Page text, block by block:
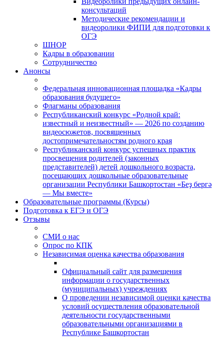
консультаций
Методические рекомендации и
видеоролики ФИПИ для подготовки к
ОГЭ
ШНОР
Кадры в образовании
Сотрудничество
Анонсы
Федеральная инновационная площадка «Кадры
образования будущего»
Флагманы образования
Республиканский конкурс «Родной край:
известный и неизвестный» — 2026 по созданию
видеосюжетов, посвященных
достопримечательностям родного края
Республиканский конкурс успешных практик
просвещения родителей (законных
представителей) детей дошкольного возраста,
посещающих дошкольные образовательные
организации Республики Башкортостан «Беҙ бергә
— Мы вместе»
Образовательные программы (Курсы)
Подготовка к ЕГЭ и ОГЭ
Отзывы
СМИ о нас
Опрос по КПК
Независимая оценка качества образования
Официальный сайт для размещения
информации о государственных
(муниципальных) учреждениях
О проведении независимой оценки качества
условий осуществления образовательной
деятельности государственными
образовательными организациями в
Республике Башкортостан